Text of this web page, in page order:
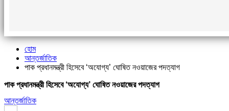
হোম
আন্তর্জাতিক
পাক প্রধানমন্ত্রী হিসেবে ‘অযোগ্য’ ঘোষিত নওয়াজের পদত্যাগ
পাক প্রধানমন্ত্রী হিসেবে ‘অযোগ্য’ ঘোষিত নওয়াজের পদত্যাগ
আন্তর্জাতিক